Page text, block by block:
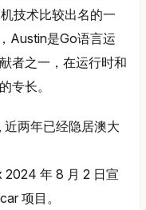
技术比较出名的一
Austin是Go语言运
者之一，在运行时和
专长。
两年已经隐居澳大
2024 年 8 月 2 日宣
项目。